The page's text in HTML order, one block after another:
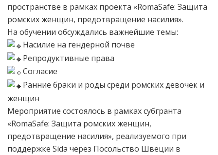
пространстве в рамках проекта «RomaSafe: Защита
ромских женщин, предотвращение насилия».
На обучении обсуждались важнейшие темы:
Насилие на гендерной почве
Репродуктивные права
Согласие
Ранние браки и роды среди ромских девочек и
женщин
Мероприятие состоялось в рамках субгранта
«RomaSafe: Защита ромских женщин,
предотвращение насилия», реализуемого при
поддержке Sida через Посольство Швеции в